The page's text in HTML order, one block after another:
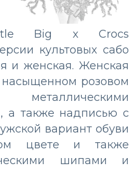
Big x Crocs
культовых сабо
и женская. Женская
розовом
а также надписью с
вариант обуви
цвете и также
шипами и